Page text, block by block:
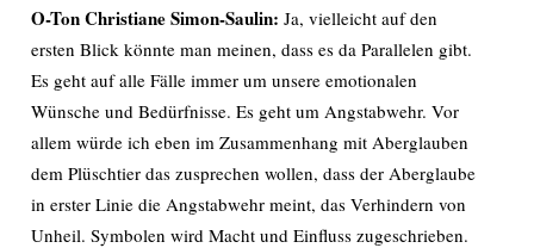
O-Ton Christiane Simon-Saulin: Ja, vielleicht auf den
ersten Blick könnte man meinen, dass es da Parallelen gibt.
Es geht auf alle Fälle immer um unsere emotionalen
Wünsche und Bedürfnisse. Es geht um Angstabwehr. Vor
allem würde ich eben im Zusammenhang mit Aberglauben
dem Plüschtier das zusprechen wollen, dass der Aberglaube
in erster Linie die Angstabwehr meint, das Verhindern von
Unheil. Symbolen wird Macht und Einfluss zugeschrieben.